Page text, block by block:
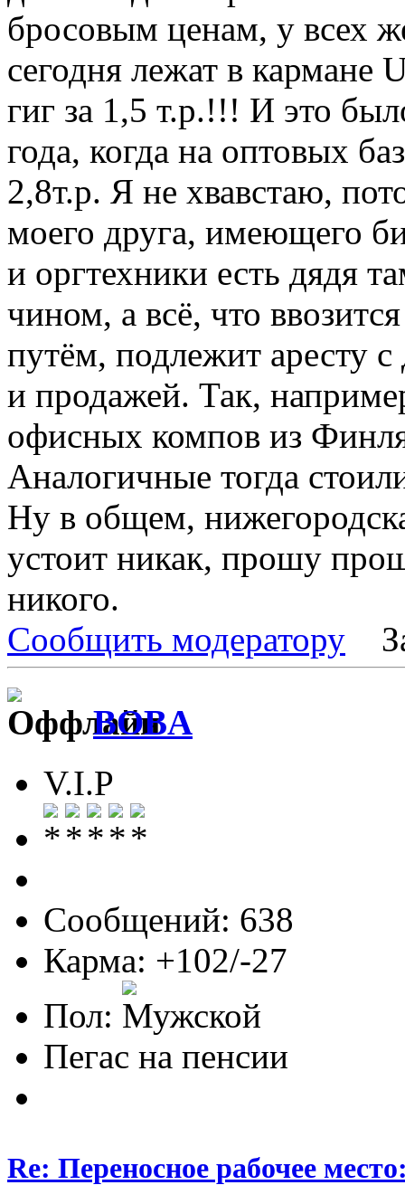
бросовым ценам, у всех
сегодня лежат в
гиг за 1,5 т.р.!!! И это
года, когда на оптовых
2,8т.р. Я не хвавстаю,
моего друга, имеющего
и оргтехники есть дядя
чином, а всё, что
путём, подлежит аресту
и продажей. Так,
офисных компов из
Аналогичные тогда
Ну в общем,
устоит никак, прошу
никого.
Сообщить модератору
BOBA
V.I.P
Сообщений: 638
Карма: +102/-27
Пол:
Пегас на пенсии
Re: Переносное рабочее